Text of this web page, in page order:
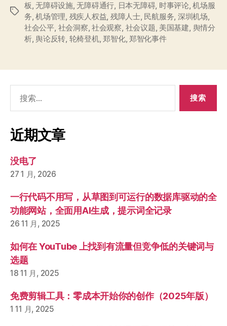
标
板,无障碍设施,无障碍通行, 日本无障碍, 时事评论,机场服
务,机场管理, 残疾人权益, 残障人士, 民航服务, 深圳机场,
社会公平, 社会洞察, 社会观察, 社会议题, 美国基建, 舆情分
析,舆论反转, 轮椅登机,郑智化, 郑智化事件
索：
近期文章
没电了
27 1 月, 2026
一行代码不用写，从草图到可运行的数据库驱动的全
功能网站，全面用AI生成，提示词全记录
26 11 月, 2025
如何在 YouTube 上找到有流量但竞争低的关键词与
选题
18 11 月, 2025
免费剪辑工具：零成本开始你的创作（2025年版）
1 11 月, 2025